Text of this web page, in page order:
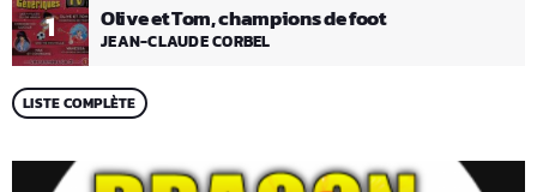
1 Olive et Tom, champions de foot
JEAN-CLAUDE CORBEL
LISTE COMPLÈTE